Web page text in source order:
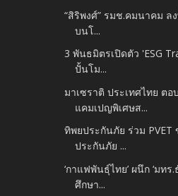
“สิริพงศ์” รมช.คมนาคม ล
บนโ...
3 พันธมิตรเปิดตัว 'ESG
ปั้นโม...
มาเซราติ ประเทศไทย ตอ
แคมเปญพิเศษส...
ทิพยประกันภัย ร่วม PVET
ประกันภัย ...
‘กาแฟพันธุ์ไทย’ ผนึก ‘มท
ศึกษา...